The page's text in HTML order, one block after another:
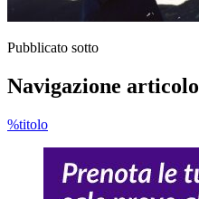
Pubblicato sotto
Navigazione articolo
%titolo